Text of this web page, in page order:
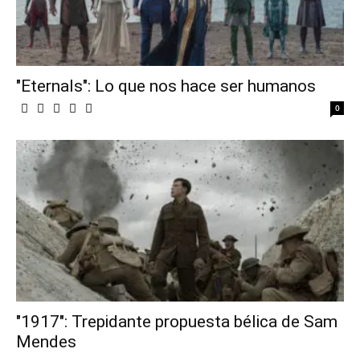
"Eternals": Lo que nos hace ser humanos
0
"1917": Trepidante propuesta bélica de Sam
Mendes